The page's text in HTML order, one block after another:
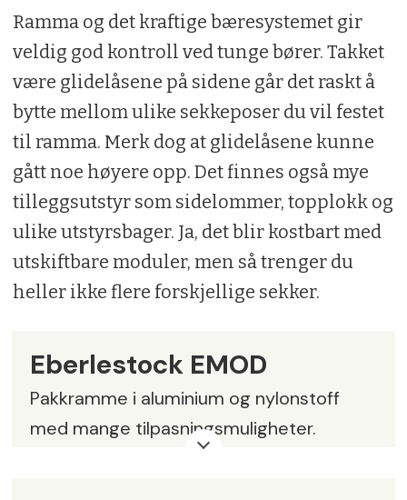
Ramma og det kraftige bæresystemet gir
veldig god kontroll ved tunge bører. Takket
være glidelåsene på sidene går det raskt å
bytte mellom ulike sekkeposer du vil festet
til ramma. Merk dog at glidelåsene kunne
gått noe høyere opp. Det finnes også mye
tilleggsutstyr som sidelommer, topplokk og
ulike utstyrsbager. Ja, det blir kostbart med
utskiftbare moduler, men så trenger du
heller ikke flere forskjellige sekker.
Eberlestock EMOD
Pakkramme i aluminium og nylonstoff
med mange tilpasningsmuligheter.